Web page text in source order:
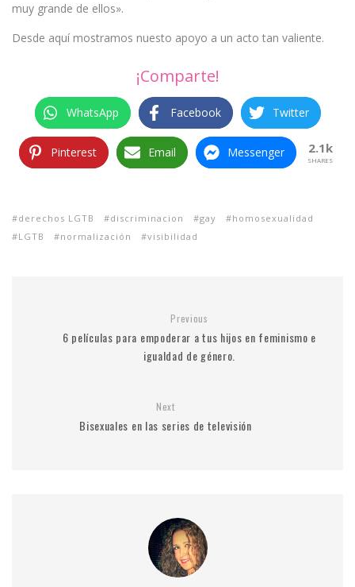
muy grande de ellos».
Desde aquí mostramos nuesto apoyo a un acto tan valiente.
¡Comparte!
WhatsApp Facebook Twitter
Pinterest Email Messenger 2.1k
SHARES
derechos LGTB discriminacion gay
homosexualidad
LGTB
normalización visibilidad
Previous
6 películas para empoderar a tus hijos en feminismo e
igualdad de género.
Next
Bisexuales en las series de televisión